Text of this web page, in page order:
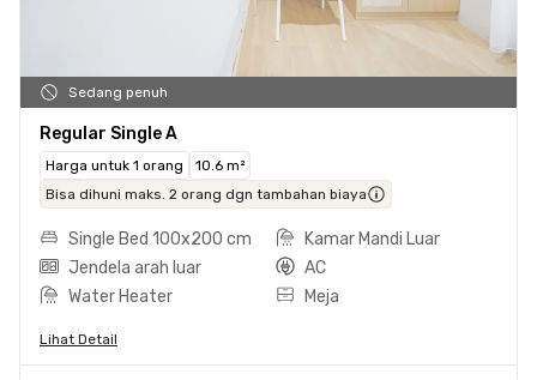
Sedang penuh
Regular Single A
Harga untuk 1 orang
10.6 m²
Bisa dihuni maks. 2 orang dgn tambahan biaya
Single Bed 100x200 cm
Kamar Mandi Luar
Jendela arah luar
AC
Water Heater
Meja
Lihat Detail